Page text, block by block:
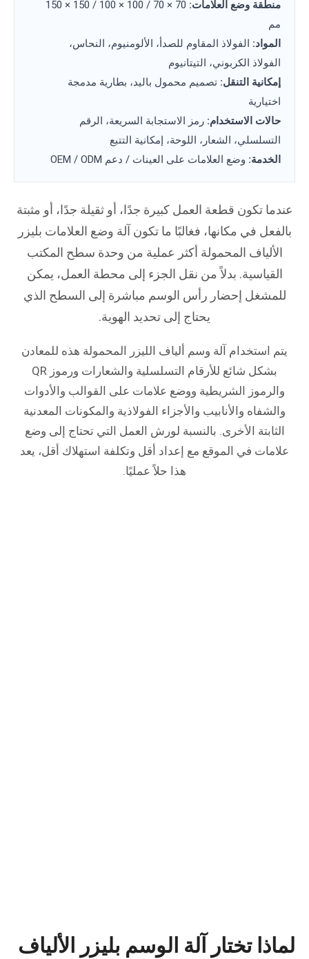
منطقة وضع العلامات:
70 × 70 / 100 × 100 / 150 × 150
مم
المواد: الفولاذ المقاوم للصدأ، الألومنيوم، النحاس،
الفولاذ الكربوني، التيتانيوم
إمكانية التنقل: تصميم محمول باليد، بطارية مدمجة
اختيارية
حالات الاستخدام: رمز الاستجابة السريعة، الرقم
التسلسلي، الشعار، اللوحة، إمكانية التتبع
الخدمة: وضع العلامات على العينات / دعم OEM / ODM
عندما تكون قطعة العمل كبيرة جدًا، أو ثقيلة جدًا، أو مثبتة
بالفعل في مكانها، فغالبًا ما تكون آلة وضع العلامات بليزر
الألياف المحمولة أكثر عملية من وحدة سطح المكتب
القياسية. بدلاً من نقل الجزء إلى محطة العمل، يمكن
للمشغل إحضار رأس الوسم مباشرة إلى السطح الذي
يحتاج إلى تحديد الهوية.
يتم استخدام آلة وسم ألياف الليزر المحمولة هذه للمعادن
بشكل شائع للأرقام التسلسلية والشعارات ورموز QR
والرموز الشريطية ووضع علامات على القوالب والأدوات
والشفاه والأنابيب والأجزاء الفولاذية والمكونات المعدنية
الثابتة الأخرى. بالنسبة لورش العمل التي تحتاج إلى وضع
علامات في الموقع مع إعداد أقل وتكلفة استهلاك أقل، يعد
هذا حلاً عمليًا.
لماذا تختار آلة الوسم بليزر الألياف